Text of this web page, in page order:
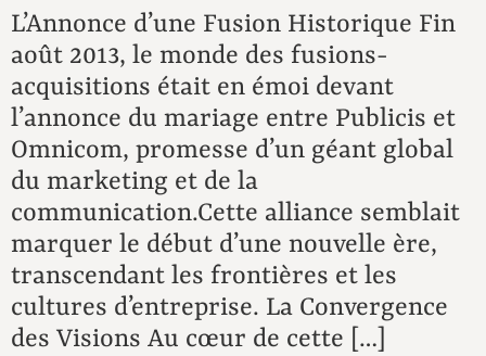
L’Annonce d’une Fusion Historique Fin
août 2013, le monde des fusions-
acquisitions était en émoi devant
l’annonce du mariage entre Publicis et
Omnicom, promesse d’un géant global
du marketing et de la
communication.Cette alliance semblait
marquer le début d’une nouvelle ère,
transcendant les frontières et les
cultures d’entreprise. La Convergence
des Visions Au cœur de cette […]